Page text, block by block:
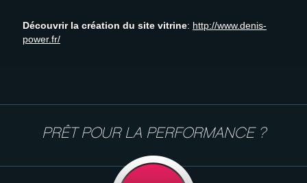
Découvrir la création du site vitrine: http://www.denis-
power.fr/
PRÊT POUR LA PERFORMANCE ?